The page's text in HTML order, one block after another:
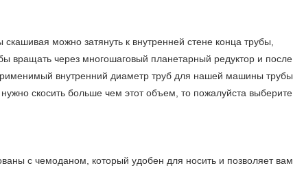
можно затянуть к внутренней стене конца трубы,
вращать через многошаговый планетарный редуктор и после
внутренний диаметр труб для нашей машины трубы
скосить больше чем этот объем, то пожалуйста выберите
с чемоданом, который удобен для носить и позволяет вам